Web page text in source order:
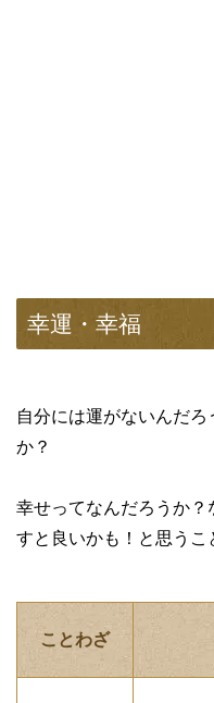
幸運・幸福
自分には運がないんだ
か？
幸せってなんだろうか？
すと良いかも！と思うこ
ことわざ